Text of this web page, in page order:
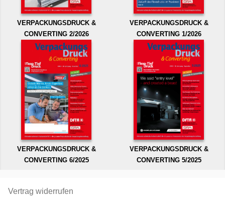
VERPACKUNGSDRUCK &
CONVERTING 2/2026
VERPACKUNGSDRUCK &
CONVERTING 1/2026
VERPACKUNGSDRUCK &
CONVERTING 6/2025
VERPACKUNGSDRUCK &
CONVERTING 5/2025
Vertrag widerrufen